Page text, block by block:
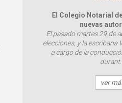
El Colegio Notarial
nuevas
El pasado martes 29 de
elecciones, y la escribana
a cargo de la
durant...
ver